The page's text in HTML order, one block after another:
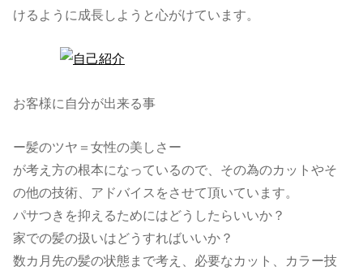
けるように成長しようと心がけています。
お客様に自分が出来る事
ー髪のツヤ＝女性の美しさー
が考え方の根本になっているので、その為のカットやそ
の他の技術、アドバイスをさせて頂いています。
パサつきを抑えるためにはどうしたらいいか？
家での髪の扱いはどうすればいいか？
数カ月先の髪の状態まで考え、必要なカット、カラー技